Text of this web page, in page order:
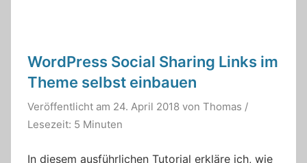
WordPress Social Sharing Links im
Theme selbst einbauen
Veröffentlicht am 24. April 2018 von Thomas /
Lesezeit: 5 Minuten
In diesem ausführlichen Tutorial erkläre ich, wie